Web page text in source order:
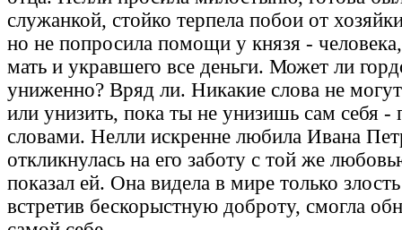
служанкой, стойко терпела побои от
но не попросила помощи у князя -
мать и укравшего все деньги. Может ли
униженно? Вряд ли. Никакие слова не
или унизить, пока ты не унизишь сам себя -
словами. Нелли искренне любила Ивана
откликнулась на его заботу с той же
показал ей. Она видела в мире только
встретив бескорыстную доброту, смогла